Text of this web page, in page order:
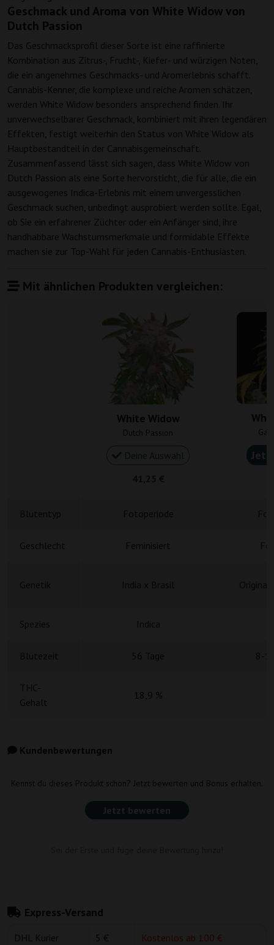
Geschmack und Aroma von White Widow von
Dutch Passion
Das Geschmacksprofil dieser Sorte ist eine raffinierte
Kombination aus Zitrus-, Frucht-, Kiefer- und würzigen Noten,
die ein angenehmes Geschmacks- und Aromerlebnis schafft.
Cannabis-Kenner, die komplexe und reiche Aromen schätzen,
werden White Widow besonders ansprechend finden. Ihr
unverwechselbarer Geschmack, kombiniert mit ihren legendären
Effekten, festigt weiterhin den Status von White Widow als
Hauptbestandteil in der Cannabisgemeinschaft.
Zusammenfassend lässt sich sagen, dass White Widow von
Dutch Passion als eine Sorte hervorsticht, die für alle, die ein
ausgewogenes Indica-Erlebnis mit einem unvergesslichen
Geschmack suchen, unbedingt ausprobiert werden sollte. Egal,
ob Sie ein erfahrener Züchter oder ein Anfänger sind, ihre
handhabbare Wachstumsmerkmale und formidable Effekte
machen sie zur Top-Wahl für jeden Cannabis-Enthusiasten.
Mit ähnlichen Produkten vergleichen:
White Widow
Dutch Passion
Geschlecht Feminisiert
Spezies Indica
THC-
Gehalt
18,9 %
Kundenbewertungen
Kennst du dieses Produkt schon? Jetzt bewerten und Bonus erhalten.
Jetzt bewerten
Express-Versand
DHL Kurier 5 € Kostenlos ab 100 €